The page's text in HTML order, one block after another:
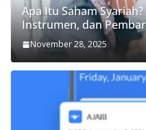
Apa Itu Saham
Instrumen, dan
November 28, 2025